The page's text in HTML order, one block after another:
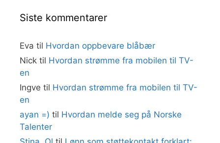
Siste kommentarer
Eva til Hvordan oppbevare blåbær
Nick til Hvordan strømme fra mobilen til TV-
en
Ingve til Hvordan strømme fra mobilen til TV-
en
ayan =) til Hvordan melde seg på Norske
Talenter